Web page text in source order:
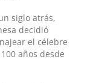
siglo atrás,
decidió
el célebre
años desde